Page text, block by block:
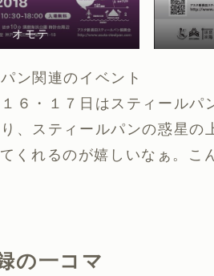
オモテ
ン関連のイベント
６・１７日はスティールパ
、スティールパンの惑星
くれるのが嬉しいなぁ。こ
の一コマ